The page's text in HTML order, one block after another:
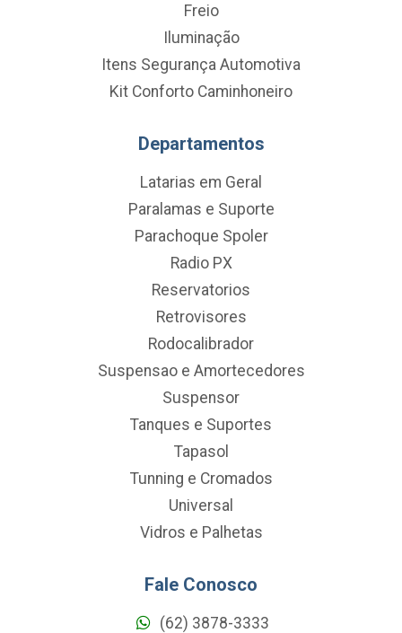
Freio
Iluminação
Itens Segurança Automotiva
Kit Conforto Caminhoneiro
Departamentos
Latarias em Geral
Paralamas e Suporte
Parachoque Spoler
Radio PX
Reservatorios
Retrovisores
Rodocalibrador
Suspensao e Amortecedores
Suspensor
Tanques e Suportes
Tapasol
Tunning e Cromados
Universal
Vidros e Palhetas
Fale Conosco
(62) 3878-3333